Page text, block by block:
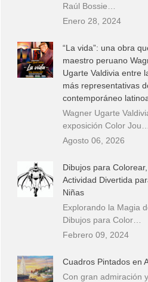
Raúl Bossie…
Enero 28, 2024
“La vida”: una obra
maestro peruano
Ugarte Valdivia entre
más representativas
contemporáneo
Wagner Ugarte
exposición Color Jou…
Agosto 06, 2026
Dibujos para
Actividad Divertida
Niñas
Explorando la Magia
Dibujos para Color…
Febrero 09, 2024
Cuadros Pintados en
Con gran admiración